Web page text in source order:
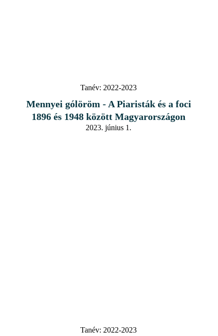
Tanév: 2022-2023
Mennyei gólöröm - A Piaristák és a foci
1896 és 1948 között Magyarországon
2023. június 1.
Tanév: 2022-2023